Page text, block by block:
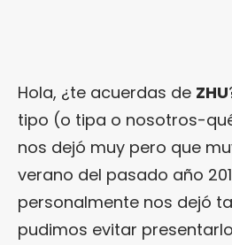
Hola, ¿te acuerdas de ZHU
tipo (o tipa o nosotros-
nos dejó muy pero que
verano del pasado año
personalmente nos dejó
pudimos evitar